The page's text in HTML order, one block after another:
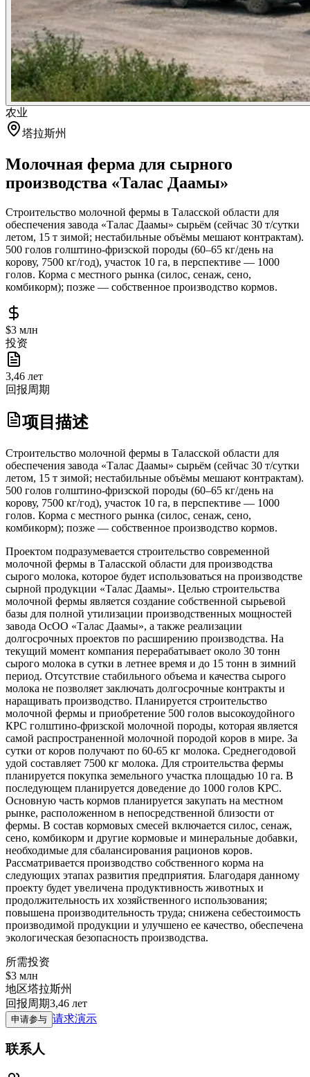
农业
塔拉斯州
Молочная ферма для сырного
производства «Талас Даамы»
Строительство молочной фермы в Таласской области для
обеспечения завода «Талас Даамы» сырьём (сейчас 30 т/сутки
летом, 15 т зимой; нестабильные объёмы мешают контрактам).
500 голов голштино-фризской породы (60–65 кг/день на
корову, 7500 кг/год), участок 10 га, в перспективе — 1000
голов. Корма с местного рынка (силос, сенаж, сено,
комбикорм); позже — собственное производство кормов.
$3 млн
投资
3,46 лет
回报周期
项目描述
Строительство молочной фермы в Таласской области для
обеспечения завода «Талас Даамы» сырьём (сейчас 30 т/сутки
летом, 15 т зимой; нестабильные объёмы мешают контрактам).
500 голов голштино-фризской породы (60–65 кг/день на
корову, 7500 кг/год), участок 10 га, в перспективе — 1000
голов. Корма с местного рынка (силос, сенаж, сено,
комбикорм); позже — собственное производство кормов.
Проектом подразумевается строительство современной
молочной фермы в Таласской области для производства
сырого молока, которое будет использоваться на производстве
сырной продукции «Талас Даамы». Целью строительства
молочной фермы является создание собственной сырьевой
базы для полной утилизации производственных мощностей
завода ОсОО «Талас Даамы», а также реализации
долгосрочных проектов по расширению производства. На
текущий момент компания перерабатывает около 30 тонн
сырого молока в сутки в летнее время и до 15 тонн в зимний
период. Отсутствие стабильного объема и качества сырого
молока не позволяет заключать долгосрочные контракты и
наращивать производство. Планируется строительство
молочной фермы и приобретение 500 голов высокоудойного
КРС голштино-фризской молочной породы, которая является
самой распространенной молочной породой коров в мире. За
сутки от коров получают по 60-65 кг молока. Среднегодовой
удой составляет 7500 кг молока. Для строительства фермы
планируется покупка земельного участка площадью 10 га. В
последующем планируется доведение до 1000 голов КРС.
Основную часть кормов планируется закупать на местном
рынке, расположенном в непосредственной близости от
фермы. В состав кормовых смесей включается силос, сенаж,
сено, комбикорм и другие кормовые и минеральные добавки,
необходимые для сбалансирования рационов коров.
Рассматривается производство собственного корма на
следующих этапах развития предприятия. Благодаря данному
проекту будет увеличена продуктивность животных и
продолжительность их хозяйственного использования;
повышена производительность труда; снижена себестоимость
производимой продукции и улучшено ее качество, обеспечена
экологическая безопасность производства.
所需投资
$3 млн
地区塔拉斯州
回报周期3,46 лет
申请参与 请求演示
联系人